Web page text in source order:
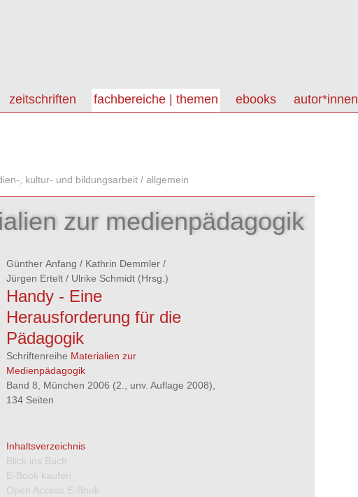
zeitschriften fachbereiche | themen ebooks autor*innen
, kultur- und bildungsarbeit / allgemein
zur medienpädagogik
Günther Anfang / Kathrin Demmler /
Jürgen Ertelt / Ulrike Schmidt (Hrsg.)
Handy - Eine
Herausforderung für die
Pädagogik
Schriftenreihe Materialien zur
Medienpädagogik
Band 8, München 2006 (2., unv. Auflage 2008),
134 Seiten
Inhaltsverzeichnis
Blick ins Buch
E-Book kaufen
Open Access E-Book